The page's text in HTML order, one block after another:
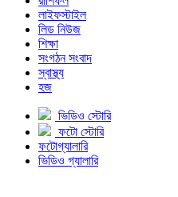
লাইফস্টাইল
লিড নিউজ
শিক্ষা
সংগঠন সংবাদ
স্বাস্থ্য
হজ
ভিডিও স্টোরি
ফটো স্টোরি
ফটোগ্যালারি
ভিডিও গ্যালারি